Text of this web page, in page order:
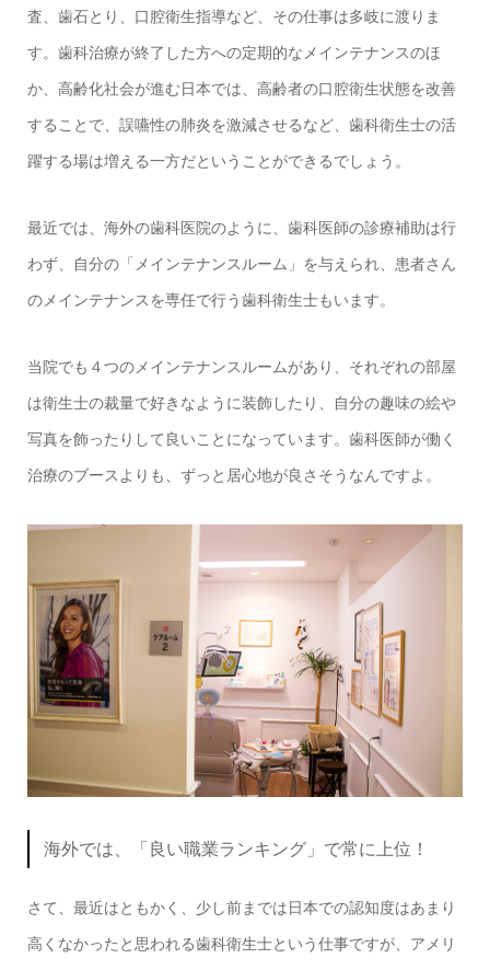
査、歯石とり、口腔衛生指導など、その仕事は多岐に渡りま
す。歯科治療が終了した方への定期的なメインテナンスのほ
か、高齢化社会が進む日本では、高齢者の口腔衛生状態を改善
することで、誤嚥性の肺炎を激減させるなど、歯科衛生士の活
躍する場は増える一方だということができるでしょう。
最近では、海外の歯科医院のように、歯科医師の診療補助は行
わず、自分の「メインテナンスルーム」を与えられ、患者さん
のメインテナンスを専任で行う歯科衛生士もいます。
当院でも４つのメインテナンスルームがあり、それぞれの部屋
は衛生士の裁量で好きなように装飾したり、自分の趣味の絵や
写真を飾ったりして良いことになっています。歯科医師が働く
治療のブースよりも、ずっと居心地が良さそうなんですよ。
海外では、「良い職業ランキング」で常に上位！
さて、最近はともかく、少し前までは日本での認知度はあまり
高くなかったと思われる歯科衛生士という仕事ですが、アメリ